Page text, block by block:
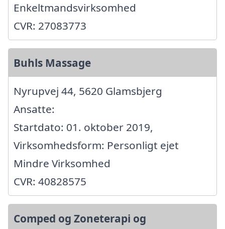
Enkeltmandsvirksomhed
CVR: 27083773
Buhls Massage
Nyrupvej 44, 5620 Glamsbjerg
Ansatte:
Startdato: 01. oktober 2019,
Virksomhedsform: Personligt ejet
Mindre Virksomhed
CVR: 40828575
Comped og Zoneterapi og